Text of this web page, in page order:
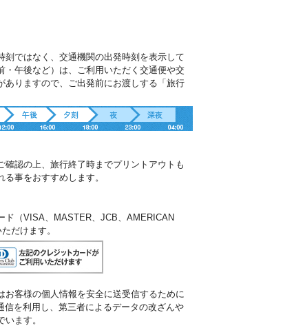
刻ではなく、交通機関の出発時刻を表示して
・午後など）は、ご利用いただく交通便や交
ありますので、ご出発前にお渡しする「旅行
確認の上、旅行終了時までプリントアウトも
事をおすすめします。
ド（VISA、MASTER、JCB、AMERICAN
だけます。
お客様の個人情報を安全に送受信するために
信を利用し、第三者によるデータの改ざんや
います。